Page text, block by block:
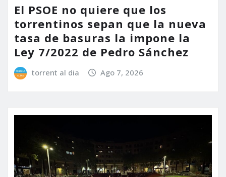
El PSOE no quiere que los
torrentinos sepan que la nueva
tasa de basuras la impone la
Ley 7/2022 de Pedro Sánchez
torrent al dia Ago 7, 2026